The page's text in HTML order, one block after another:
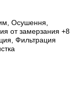
Осушення,
от замерзания +8
Фильтрация